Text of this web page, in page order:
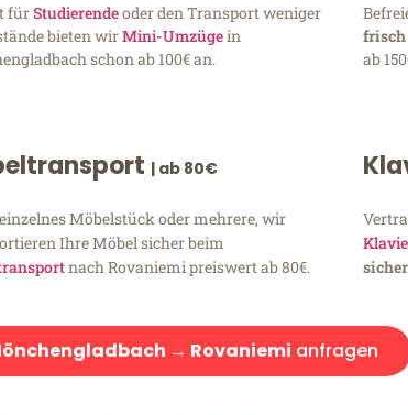
fürStudierendeoder den Transport weniger
bieten wirMini-Umzügein
schon ab 100€ an.
frisch
ab
| ab 80€
Möbelstück oder mehrere, wir
Ihre Möbel sicher beim
nach Rovaniemi preiswert ab 80€.
sicher
→ Rovaniemi anfragen